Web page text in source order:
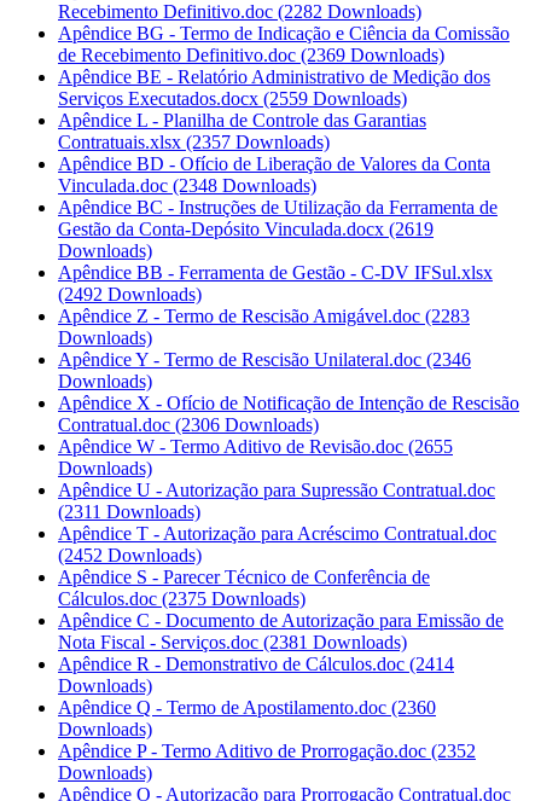
Recebimento Definitivo.doc (2282 Downloads)
Apêndice BG - Termo de Indicação e Ciência da Comissão
de Recebimento Definitivo.doc (2369 Downloads)
Apêndice BE - Relatório Administrativo de Medição dos
Serviços Executados.docx (2559 Downloads)
Apêndice L - Planilha de Controle das Garantias
Contratuais.xlsx (2357 Downloads)
Apêndice BD - Ofício de Liberação de Valores da Conta
Vinculada.doc (2348 Downloads)
Apêndice BC - Instruções de Utilização da Ferramenta de
Gestão da Conta-Depósito Vinculada.docx (2619
Downloads)
Apêndice BB - Ferramenta de Gestão - C-DV IFSul.xlsx
(2492 Downloads)
Apêndice Z - Termo de Rescisão Amigável.doc (2283
Downloads)
Apêndice Y - Termo de Rescisão Unilateral.doc (2346
Downloads)
Apêndice X - Ofício de Notificação de Intenção de Rescisão
Contratual.doc (2306 Downloads)
Apêndice W - Termo Aditivo de Revisão.doc (2655
Downloads)
Apêndice U - Autorização para Supressão Contratual.doc
(2311 Downloads)
Apêndice T - Autorização para Acréscimo Contratual.doc
(2452 Downloads)
Apêndice S - Parecer Técnico de Conferência de
Cálculos.doc (2375 Downloads)
Apêndice C - Documento de Autorização para Emissão de
Nota Fiscal - Serviços.doc (2381 Downloads)
Apêndice R - Demonstrativo de Cálculos.doc (2414
Downloads)
Apêndice Q - Termo de Apostilamento.doc (2360
Downloads)
Apêndice P - Termo Aditivo de Prorrogação.doc (2352
Downloads)
Apêndice O - Autorização para Prorrogação Contratual.doc